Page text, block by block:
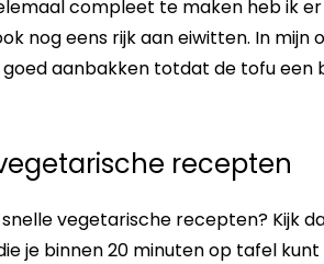
compleet te maken heb ik
nog eens rijk aan eiwitten. In
aanbakken totdat de tofu
recepten
vegetarische recepten? Kijk
je binnen 20 minuten op tafel